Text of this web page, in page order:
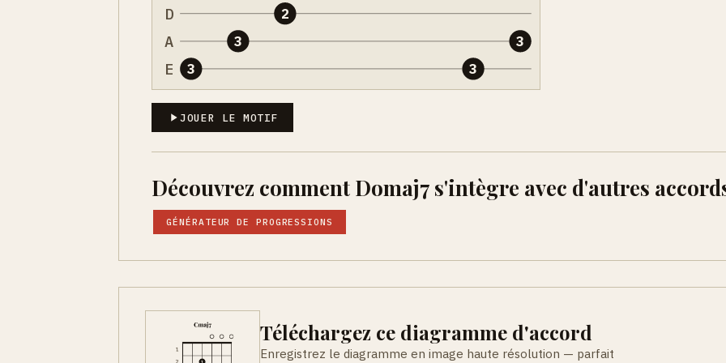
D
A
E 3
3
2
3
3
JOUER LE MOTIF
Découvrez comment Domaj7 s'intègre avec d'autres
GÉNÉRATEUR DE PROGRESSIONS
Téléchargez ce diagramme d'accord
Enregistrez le diagramme en image haute résolution — parfait